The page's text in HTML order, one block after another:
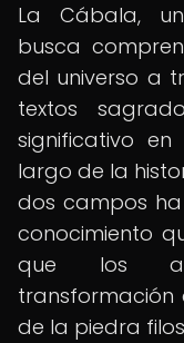
La Cábala,
busca
del universo a
textos
significativo
largo de la
dos campos
conocimiento
que los
de la piedra